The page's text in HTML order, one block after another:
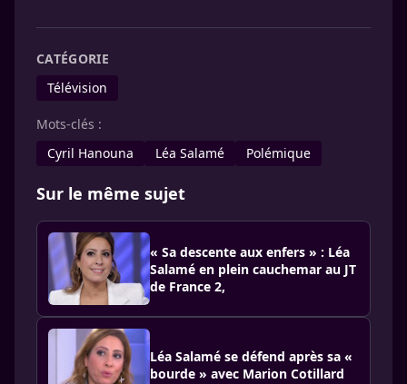
CATÉGORIE
Télévision
Mots-clés :
Cyril Hanouna
Léa Salamé Polémique
Sur le même sujet
« Sa descente aux enfers » : Léa
Salamé en plein cauchemar au JT
de France 2,
Léa Salamé se défend après sa «
bourde » avec Marion Cotillard